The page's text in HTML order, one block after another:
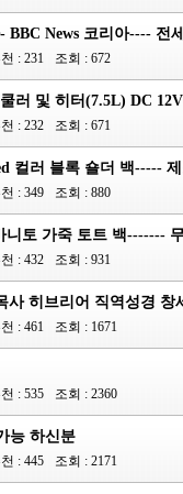
: 231 조회 : 672
: 232 조회 : 671
: 349 조회 : 880
: 432 조회 : 931
사 히브리어 직역성경 창
: 461 조회 : 1671
: 535 조회 : 2360
능 하신분
: 445 조회 : 2171